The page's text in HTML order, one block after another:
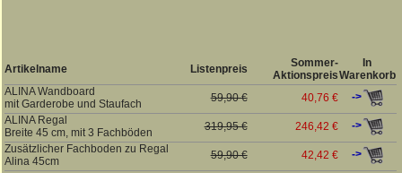
Artikelname Listenpreis
Sommer-
Aktionspreis
In
Warenkorb
ALINA Wandboard
mit Garderobe und Staufach
59,90 € 40,76 €
->
ALINA Regal
Breite 45 cm, mit 3 Fachböden
319,95 € 246,42 €
->
Zusätzlicher Fachboden zu Regal
Alina 45cm
59,90 € 42,42 €
->